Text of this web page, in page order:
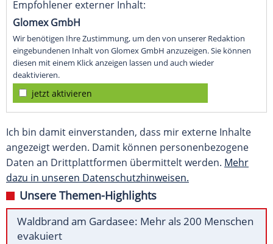
Empfohlener externer Inhalt:
Glomex GmbH
Wir benötigen Ihre Zustimmung, um den von unserer Redaktion
eingebundenen Inhalt von Glomex GmbH anzuzeigen. Sie können
diesen mit einem Klick anzeigen lassen und auch wieder
deaktivieren.
jetzt aktivieren
Ich bin damit einverstanden, dass mir externe Inhalte
angezeigt werden. Damit können personenbezogene
Daten an Drittplattformen übermittelt werden. Mehr
dazu in unseren Datenschutzhinweisen.
Unsere Themen-Highlights
Waldbrand am Gardasee: Mehr als 200 Menschen
evakuiert